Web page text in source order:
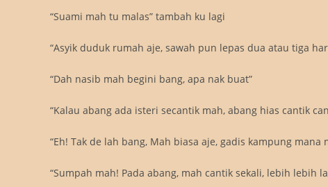
“Suami mah tu malas” tambah ku lagi
“Asyik duduk rumah aje, sawah pun lepas dua atau tiga
“Dah nasib mah begini bang, apa nak buat”
“Kalau abang ada isteri secantik mah, abang hias cantik
“Eh! Tak de lah bang, Mah biasa aje, gadis kampung mana
“Sumpah mah! Pada abang, mah cantik sekali, lebih lebih